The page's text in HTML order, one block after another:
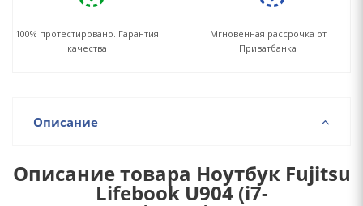
100% протестировано. Гарантия
качества
Мгновенная рассрочка от
Приватбанка
Описание
Описание товара Ноутбук Fujitsu
Lifebook U904 (i7-